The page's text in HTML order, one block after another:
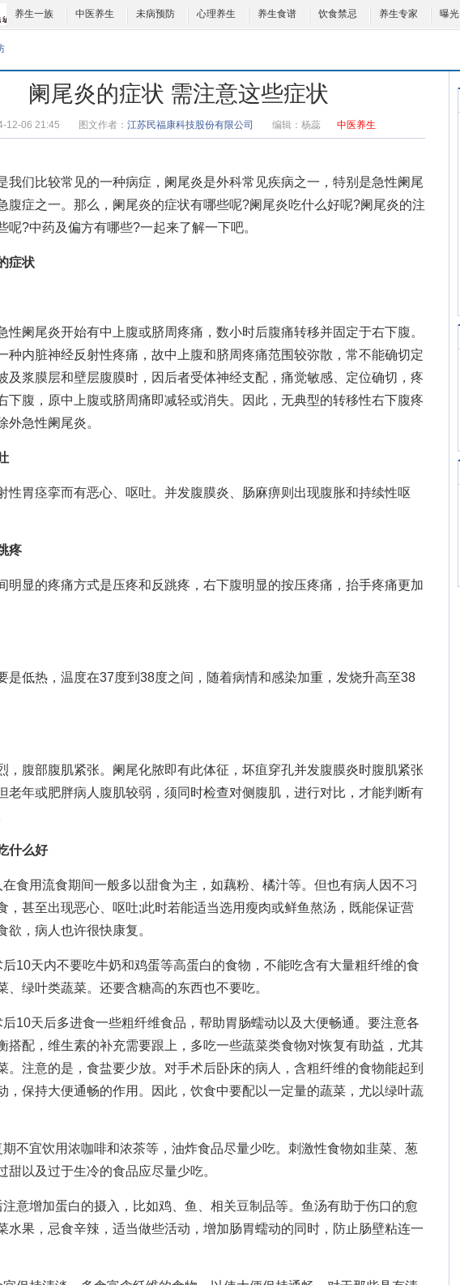
养生一族 中医养生 未病预防 心理养生 养生食谱 饮食禁忌 养生专家 曝光
阑尾炎的症状 需注意这些症状
12-06 21:45 图文作者： 江苏民福康科技股份有限公司 编辑： 杨蕊 中医养生
们比较常见的一种病症，阑尾炎是外科常见疾病之一，特别是急性阑尾
腹症之一。那么， 阑尾炎的症状有哪些呢?阑尾炎吃什么好呢?阑尾炎的注
呢?中药及偏方有哪些?一起来了解一下吧。
症状
阑尾炎开始有中上腹或脐周疼痛，数小时后腹痛转移并固定于右下腹。
种内脏神经反射性疼痛，故中上腹和脐周疼痛范围较弥散，常不能确切定
及浆膜层和壁层腹膜时，因后者受体神经支配，痛觉敏感、定位确切，疼
下腹，原中上腹或脐周痛即减轻或消失。因此，无典型的转移性右下腹疼
外急性阑尾炎。
胃痉挛而有恶心、呕吐。并发腹膜炎、肠麻痹则出现腹胀和持续性呕
疼
显的疼痛方式是压疼和反跳疼，右下腹明显的按压疼痛，抬手疼痛更加
低热，温度在37度到38度之间，随着病情和感染加重，发烧升高至38
腹部腹肌紧张。阑尾化脓即有此体征，坏疽穿孔并发腹膜炎时腹肌紧张
老年或肥胖病人腹肌较弱，须同时检查对侧腹肌，进行对比，才能判断有
么好
用流食期间一般多以甜食为主，如藕粉、橘汁等。但也有病人因不习
，甚至出现恶心、呕吐;此时若能适当选用瘦肉或鲜鱼熬汤，既能保证营
欲，病人也许很快康复。
天内不要吃牛奶和鸡蛋等高蛋白的食物，不能吃含有大量粗纤维的食
、绿叶类蔬菜。还要含糖高的东西也不要吃。
天后多进食一些粗纤维食品，帮助胃肠蠕动以及大便畅通。要注意各
搭配，维生素的补充需要跟上，多吃一些蔬菜类食物对恢复有助益，尤其
。注意的是，食盐要少放。对手术后卧床的病人，含粗纤维的食物能起到
，保持大便通畅的作用。因此，饮食中要配以一定量的蔬菜，尤以绿叶蔬
宜饮用浓咖啡和浓茶等，油炸食品尽量少吃。刺激性食物如韭菜、葱
甜以及过于生冷的食品应尽量少吃。
增加蛋白的摄入，比如鸡、鱼、相关豆制品等。鱼汤有助于伤口的愈
水果，忌食辛辣，适当做些活动，增加肠胃蠕动的同时，防止肠壁粘连一